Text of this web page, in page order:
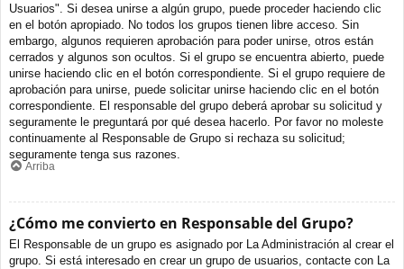
Usuarios". Si desea unirse a algún grupo, puede proceder haciendo clic
en el botón apropiado. No todos los grupos tienen libre acceso. Sin
embargo, algunos requieren aprobación para poder unirse, otros están
cerrados y algunos son ocultos. Si el grupo se encuentra abierto, puede
unirse haciendo clic en el botón correspondiente. Si el grupo requiere de
aprobación para unirse, puede solicitar unirse haciendo clic en el botón
correspondiente. El responsable del grupo deberá aprobar su solicitud y
seguramente le preguntará por qué desea hacerlo. Por favor no moleste
continuamente al Responsable de Grupo si rechaza su solicitud;
seguramente tenga sus razones.
Arriba
¿Cómo me convierto en Responsable del Grupo?
El Responsable de un grupo es asignado por La Administración al crear el
grupo. Si está interesado en crear un grupo de usuarios, contacte con La